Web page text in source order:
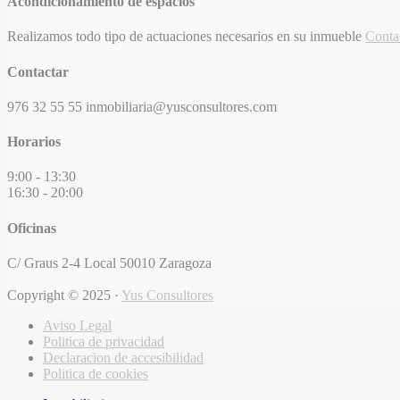
Realizamos todo tipo de actuaciones necesarios en su inmueble
Contactar
976 32 55 55 inmobiliaria@yusconsultores.com
Horarios
9:00 - 13:30
16:30 - 20:00
Oficinas
C/ Graus 2-4 Local 50010 Zaragoza
Copyright © 2025 · Yus Consultores
Aviso Legal
Politica de privacidad
Declaracion de accesibilidad
Politica de cookies